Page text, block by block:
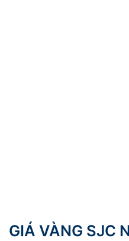
GIÁ VÀNG SJC